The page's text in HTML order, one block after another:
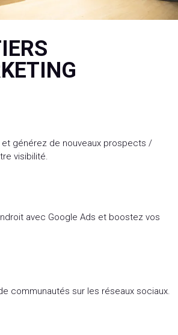
générez de nouveaux prospects /
visibilité.
avec Google Ads et boostez vos
communautés sur les réseaux sociaux.